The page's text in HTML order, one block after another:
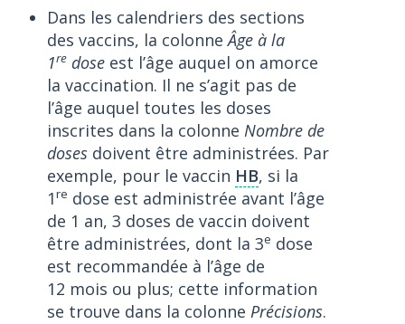
Dans les calendriers des sections
des vaccins, la colonneÂge à la
1re dose est l’âge auquel on amorce
la vaccination. Il ne s’agit pas de
l’âge auquel toutes les doses
inscrites dans la colonne Nombre de
doses doivent être administrées. Par
exemple, pour le vaccin HB, si la
1re dose est administrée avant l’âge
de 1 an, 3 doses de vaccin doivent
être administrées, dont la 3e dose
est recommandée à l’âge de
12 mois ou plus; cette information
se trouve dans la colonne Précisions.